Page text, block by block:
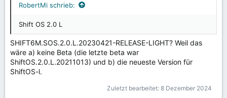
RobertMi schrieb:
Shift OS 2.0 L
SHIFT6M.SOS.2.0.L.20230421-RELEASE-LIGHT? Weil das
wäre a) keine Beta (die letzte beta war
ShiftOS.2.0.L.20211013) und b) die neueste Version für
ShiftOS-l.
Zuletzt bearbeitet: 8 Dezember 2024